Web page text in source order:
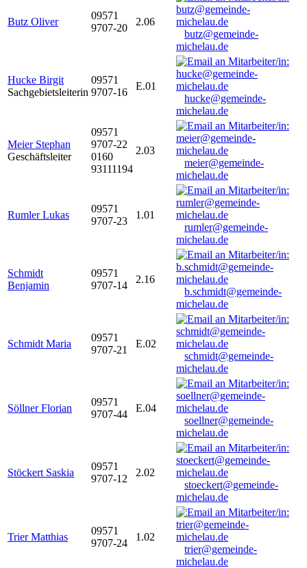
Butz Oliver
09571
9707-20
2.06
butz@gemeinde-
michelau.de
Hucke Birgit
Sachgebietsleiterin
09571
9707-16
E.01
hucke@gemeinde-
michelau.de
Meier Stephan
Geschäftsleiter
09571
9707-22
0160
93111194
2.03
meier@gemeinde-
michelau.de
Rumler Lukas
09571
9707-23
1.01
rumler@gemeinde-
michelau.de
Schmidt
Benjamin
09571
9707-14
2.16
b.schmidt@gemeinde-
michelau.de
Schmidt Maria
09571
9707-21
E.02
schmidt@gemeinde-
michelau.de
Söllner Florian
09571
9707-44
E.04
soellner@gemeinde-
michelau.de
Stöckert Saskia
09571
9707-12
2.02
stoeckert@gemeinde-
michelau.de
Trier Matthias
09571
9707-24
1.02
trier@gemeinde-
michelau.de